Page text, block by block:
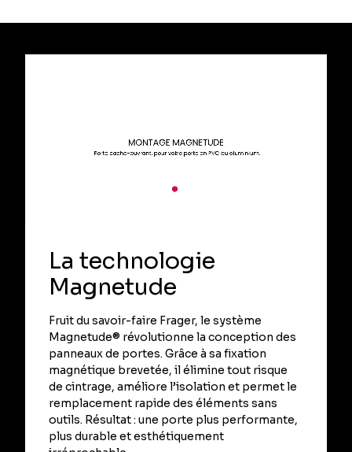
La technologie
Magnetude
Fruit du savoir-faire Frager, le système
Magnetude® révolutionne la conception des
panneaux de portes. Grâce à sa fixation
magnétique brevetée, il élimine tout risque
de cintrage, améliore l’isolation et permet le
remplacement rapide des éléments sans
outils. Résultat : une porte plus performante,
plus durable et esthétiquement